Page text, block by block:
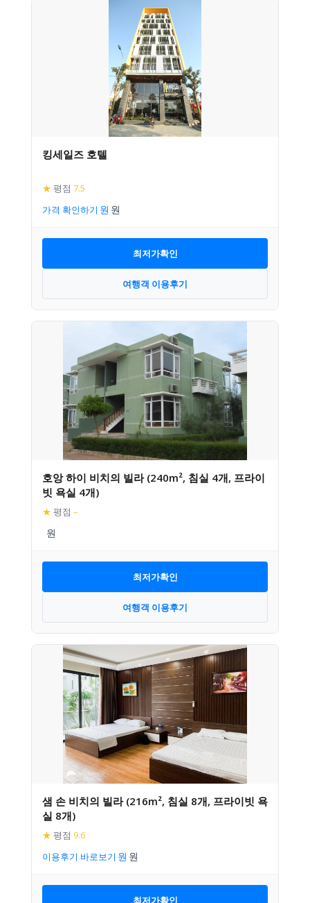
킹세일즈 호텔
★ 평점 7.5
가격 확인하기
최저가확인
여행객 이용후기
호앙 하이 비치의 빌라 (240m², 침실 4개, 프라이
빗 욕실 4개)
★ 평점 –
최저가확인
여행객 이용후기
샘 손 비치의 빌라 (216m², 침실 8개, 프라이빗 욕
실 8개)
★ 평점 9.6
이용후기 바로보기
최저가확인